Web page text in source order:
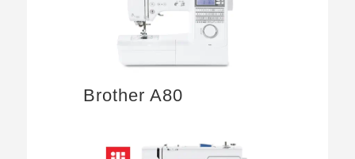
Brother A80